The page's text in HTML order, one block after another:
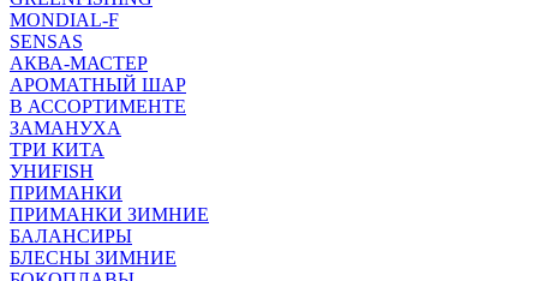
MONDIAL-F
SENSAS
АКВА-МАСТЕР
АРОМАТНЫЙ ШАР
В АССОРТИМЕНТЕ
ЗАМАНУХА
ТРИ КИТА
УНИFISH
ПРИМАНКИ
ПРИМАНКИ ЗИМНИЕ
БАЛАНСИРЫ
БЛЕСНЫ ЗИМНИЕ